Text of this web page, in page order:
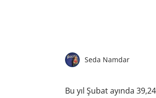
Seda Namdar
Bu yıl Şubat ayında